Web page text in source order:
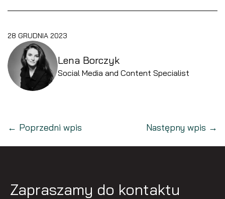
28 GRUDNIA 2023
Lena Borczyk
Social Media and Content Specialist
← Poprzedni wpis Następny wpis →
Zapraszamy do kontaktu